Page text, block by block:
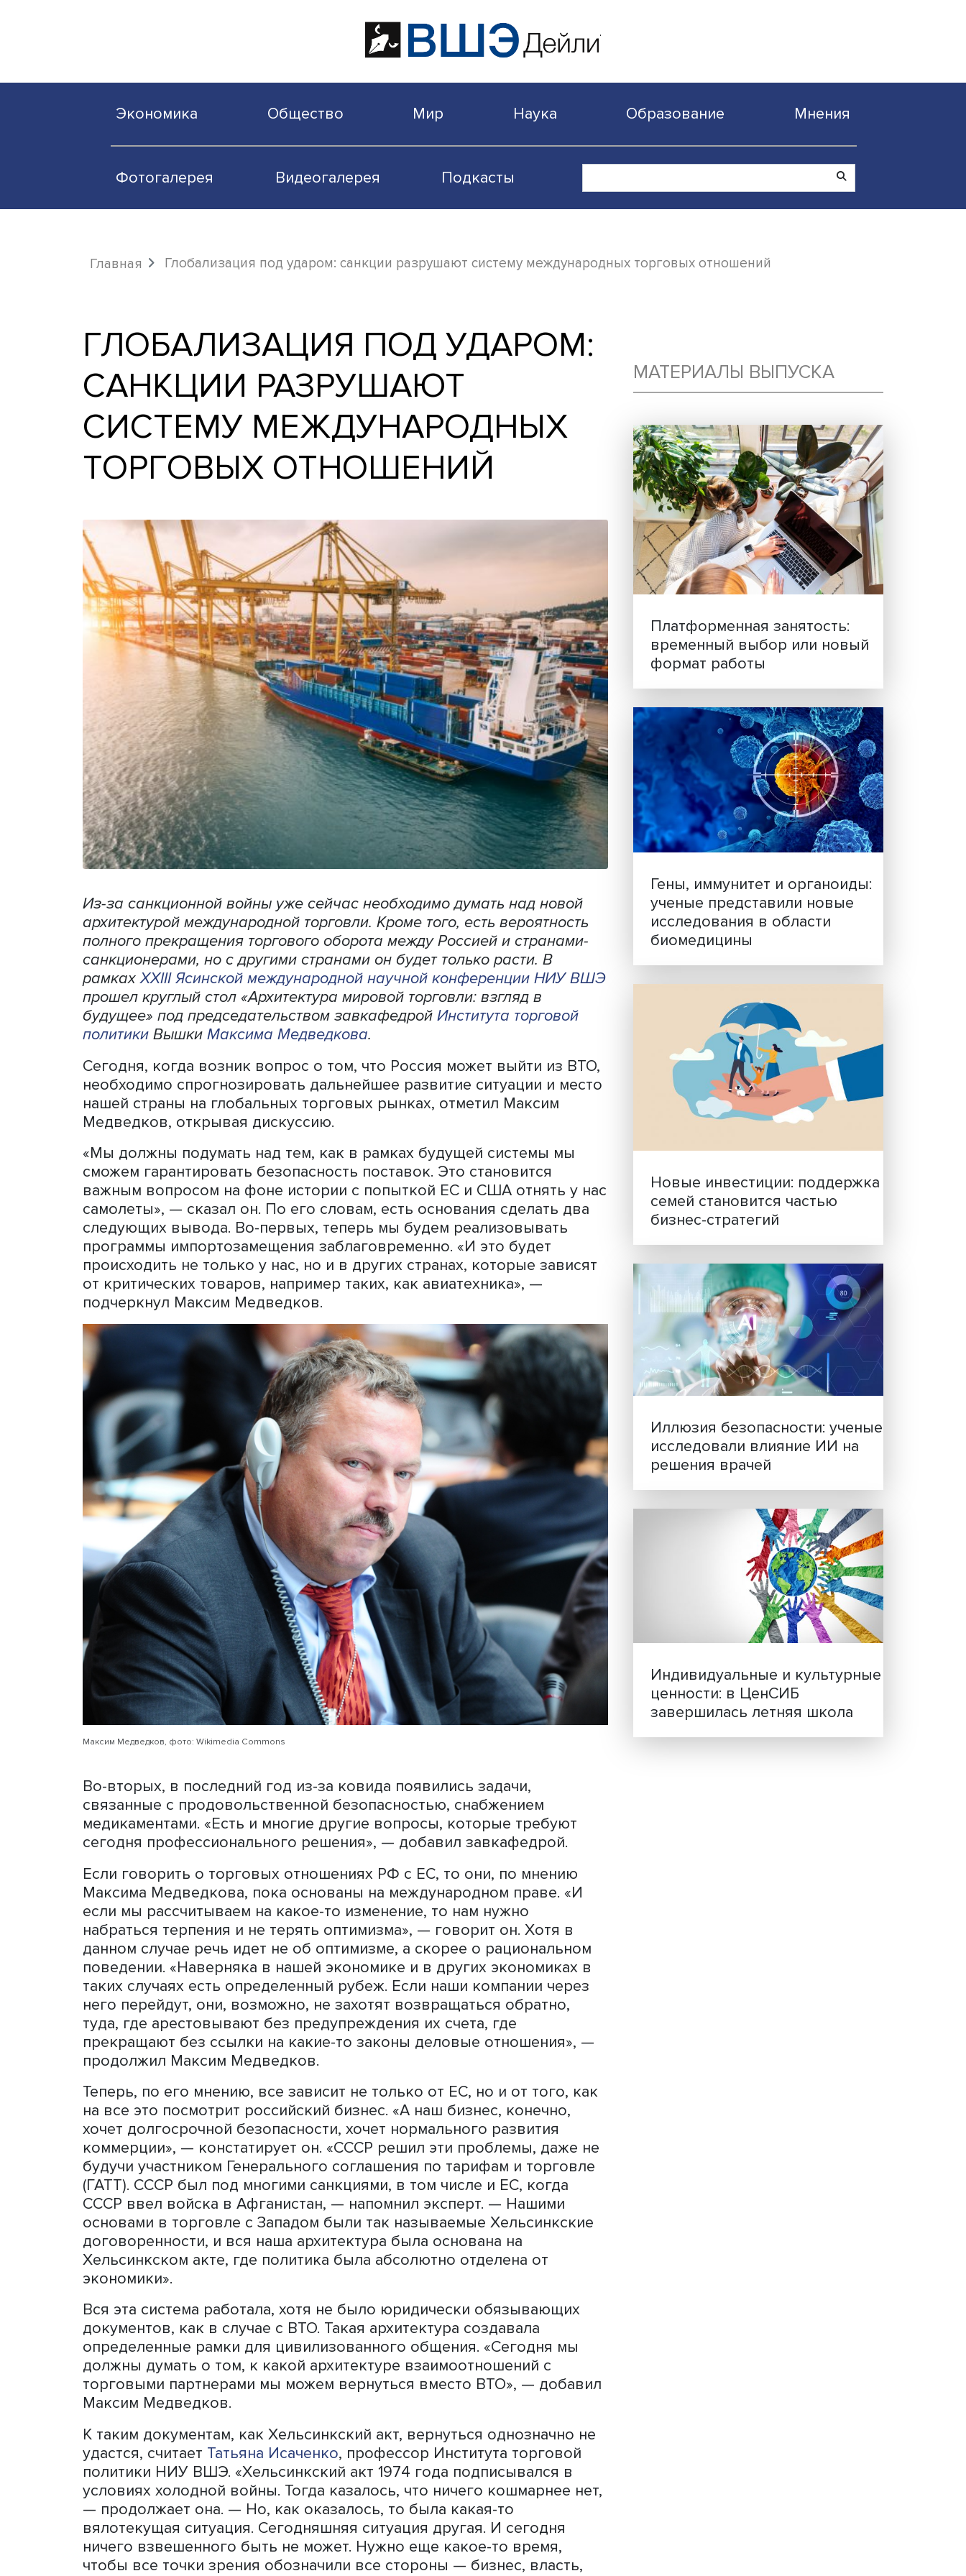
Фотогалерея Видеогалерея Подкасты
ГЛОБАЛИЗАЦИЯ ПОД УДАРОМ:
САНКЦИИ РАЗРУШАЮТ
СИСТЕМУ МЕЖДУНАРОДНЫХ
ТОРГОВЫХ ОТНОШЕНИЙ
Из-за санкционной войны уже сейчас необходимо думать над новой
архитектурой международной торговли. Кроме того, есть вероятность
полного прекращения торгового оборота между Россией и странами-
санкционерами, но с другими странами он будет только расти. В
рамкахXXIII Ясинской международной научной конференции НИУ ВШЭ
прошел круглый стол «Архитектура мировой торговли: взгляд в
будущее» под председательством завкафедройИнститута торговой
политикиВышкиМаксима Медведкова.
Сегодня, когда возник вопрос о том, что Россия может выйти из ВТО,
необходимо спрогнозировать дальнейшее развитие ситуации и место
нашей страны на глобальных торговых рынках, отметил Максим
Медведков, открывая дискуссию.
«Мы должны подумать над тем, как в рамках будущей системы мы
сможем гарантировать безопасность поставок. Это становится
важным вопросом на фоне истории с попыткой ЕС и США отнять у нас
самолеты», — сказал он. По его словам, есть основания сделать два
следующих вывода. Во-первых, теперь мы будем реализовывать
программы импортозамещения заблаговременно. «И это будет
происходить не только у нас, но и в других странах, которые зависят
от критических товаров, например таких, как авиатехника», —
подчеркнул Максим Медведков.
Максим Медведков, фото: Wikimedia Commons
Во-вторых, в последний год из-за ковида появились задачи,
связанные с продовольственной безопасностью, снабжением
медикаментами. «Есть и многие другие вопросы, которые требуют
сегодня профессионального решения», — добавил завкафедрой.
Если говорить о торговых отношениях РФ с ЕС, то они, по мнению
Максима Медведкова, пока основаны на международном праве. «И
если мы рассчитываем на какое-то изменение, то нам нужно
набраться терпения и не терять оптимизма», — говорит он. Хотя в
данном случае речь идет не об оптимизме, а скорее о рациональном
поведении. «Наверняка в нашей экономике и в других экономиках в
таких случаях есть определенный рубеж. Если наши компании через
него перейдут, они, возможно, не захотят возвращаться обратно,
туда, где арестовывают без предупреждения их счета, где
прекращают без ссылки на какие-то законы деловые отношения», —
продолжил Максим Медведков.
Теперь, по его мнению, все зависит не только от ЕС, но и от того, как
на все это посмотрит российский бизнес. «А наш бизнес, конечно,
хочет долгосрочной безопасности, хочет нормального развития
коммерции», — констатирует он. «СССР решил эти проблемы, даже не
будучи участником Генерального соглашения по тарифам и торговле
(ГАТТ). СССР был под многими санкциями, в том числе и ЕС, когда
СССР ввел войска в Афганистан, — напомнил эксперт. — Нашими
основами в торговле с Западом были так называемые Хельсинкские
МАТЕРИАЛЫ ВЫПУСКА
Платформенная
временный выбор или
формат работы
Гены, иммунитет и
ученые представили
исследования в области
биомедицины
Новые инвестиции:
семей становится частью
бизнес-стратегий
Иллюзия безопасности:
решения врачей